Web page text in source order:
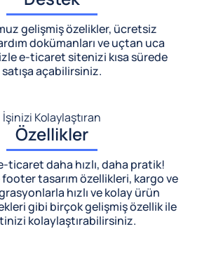
gelişmiş özelikler, ücretsiz
dokümanları ve uçtan uca
e-ticaret sitenizi kısa sürede
satışa açabilirsiniz.
İşinizi Kolaylaştıran
Özellikler
ticaret daha hızlı, daha pratik!
tasarım özellikleri, kargo ve
hızlı ve kolay ürün
gibi birçok gelişmiş özellik ile
kolaylaştırabilirsiniz.